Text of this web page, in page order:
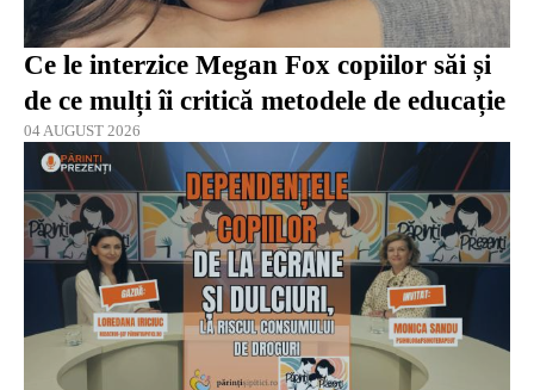
Ce le interzice Megan Fox copiilor săi și
de ce mulți îi critică metodele de educație
04 AUGUST 2026